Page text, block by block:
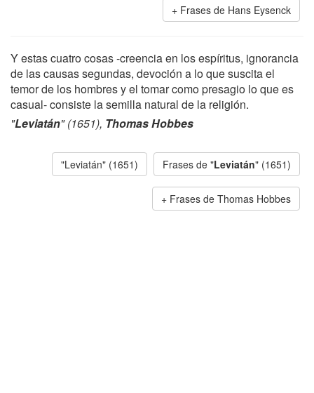
Frases de Hans Eysenck
Y estas cuatro cosas -creencia en los espíritus, ignorancia
de las causas segundas, devoción a lo que suscita el
temor de los hombres y el tomar como presagio lo que es
casual- consiste la semilla natural de la religión.
"Leviatán" (1651), Thomas Hobbes
"Leviatán" (1651) Frases de "Leviatán" (1651)
Frases de Thomas Hobbes